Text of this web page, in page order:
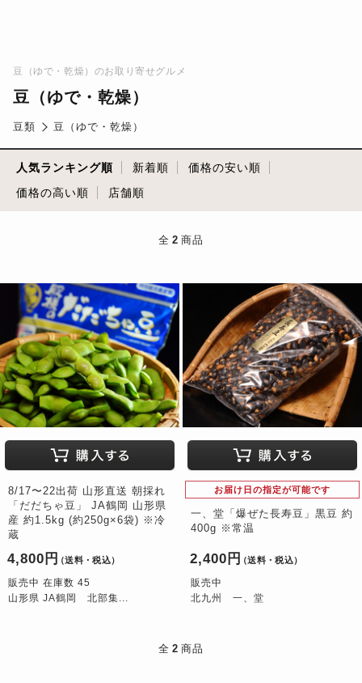
豆（ゆで・乾燥）のお取り寄せグルメ
豆（ゆで・乾燥）
豆類 豆（ゆで・乾燥）
人気ランキング順 新着順
価格の安い順
価格の高い順
店舗順
全 2 商品
8/17〜22出荷 山形直送 朝採れ
「だだちゃ豆」 JA鶴岡 山形県
産 約1.5kg (約250g×6袋) ※冷
蔵
4,800円 （送料・税込）
販売中 在庫数 45
山形県 JA鶴岡 北部集...
お届け日の指定が可能です
一、堂「爆ぜた長寿豆」黒豆 約
400g ※常温
2,400円 （送料・税込）
販売中
北九州 一、堂
全 2 商品